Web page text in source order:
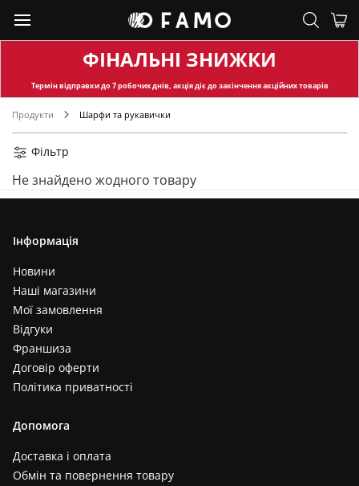
ФІНАЛЬНІ ЗНИЖКИ
Термін відправкидо 7 робочих днів, акція діє до закінчення акційних товарів
Продукти Шарфи та рукавички
Фільтр
Не знайдено жодного товару
Інформація
Новини
Наші магазини
Мої замовлення
Відгуки
Франшиза
Договір оферти
Політика приватності
Допомога
Доставка і оплата
Обмін та повернення товару